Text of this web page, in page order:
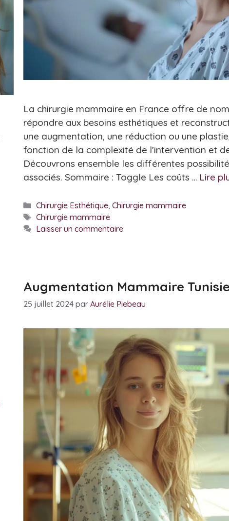
La chirurgie mammaire en France offre de
répondre aux besoins esthétiques et
une augmentation, une réduction ou une
fonction de la complexité de l’intervention et
Découvrons ensemble les différentes
associés. Sommaire : Toggle Les coûts … Lire
Catégories
Chirurgie Esthétique, Chirurgie mammaire
Étiquettes
Chirurgie mammaire
Laisser un commentaire
Augmentation Mammaire
25 juillet 2024 par Aurélie Piebeau